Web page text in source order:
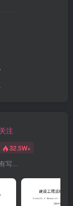
关注
32.5W+
写...